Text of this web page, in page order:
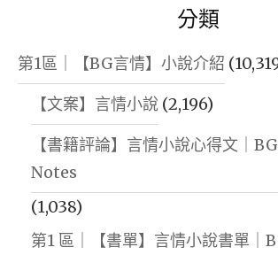
分類
第1區｜【BG言情】小說介紹
【文案】言情小說 (2,196)
【書籍評論】言情小說心得文｜
Notes
(1,038)
第1 區｜【書單】言情小說書單｜